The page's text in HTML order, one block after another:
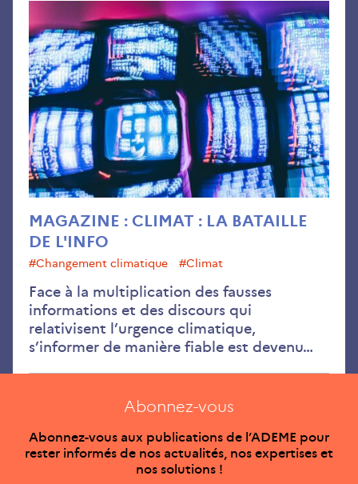
MAGAZINE : CLIMAT : LA BATAILLE
DE L'INFO
#changement climatique #climat
Face à la multiplication des fausses
informations et des discours qui
relativisent l’urgence climatique,
s’informer de manière fiable est devenu…
Abonnez-vous
Abonnez-vous aux publications de l’ADEME pour
rester informés de nos actualités, nos expertises et
nos solutions !